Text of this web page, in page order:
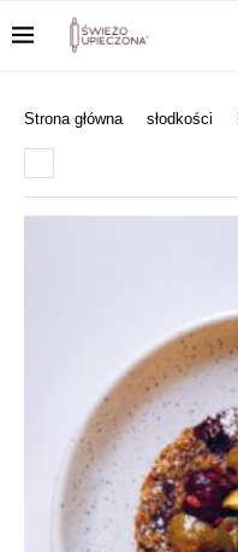
Strona główna słodkości